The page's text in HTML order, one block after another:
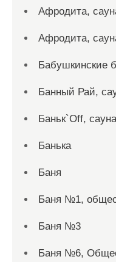
Афродита,
Афродита,
Бабушкинские
Банный Рай,
Баньк`Off, сауна
Банька
Баня
Баня №1,
Баня №3
Баня №6,